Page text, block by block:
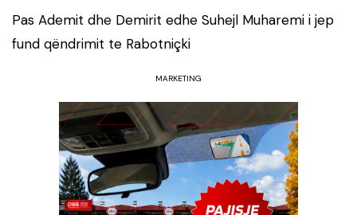
Pas Ademit dhe Demirit edhe Suhejl Muharemi i jep
fund qëndrimit te Rabotniçki
MARKETING